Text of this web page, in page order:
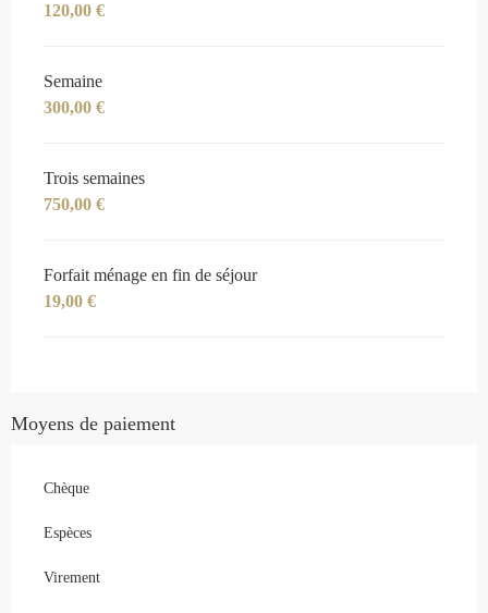
120,00 €
Semaine
300,00 €
Trois semaines
750,00 €
Forfait ménage en fin de séjour
19,00 €
Moyens de paiement
Chèque
Espèces
Virement